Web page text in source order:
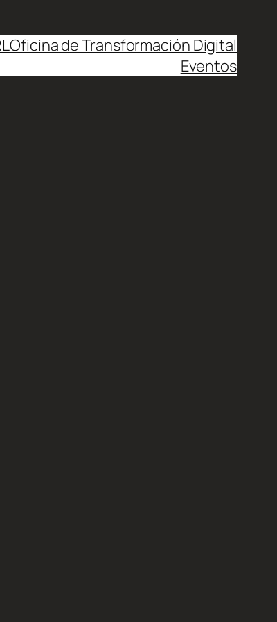
Oficina de Transformación Digital
Eventos